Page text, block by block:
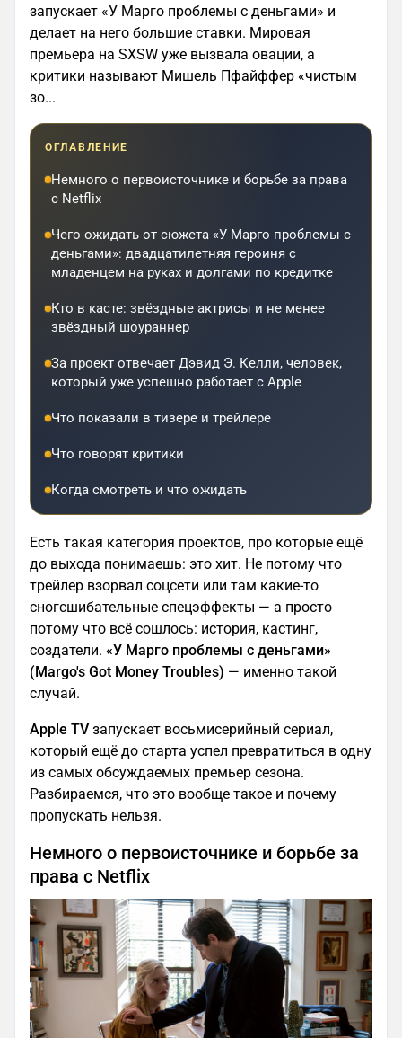
запускает «У Марго проблемы с деньгами» и
делает на него большие ставки. Мировая
премьера на SXSW уже вызвала овации, а
критики называют Мишель Пфайффер «чистым
зо...
ОГЛАВЛЕНИЕ
Немного о первоисточнике и борьбе за права
с Netflix
Чего ожидать от сюжета «У Марго проблемы с
деньгами»: двадцатилетняя героиня с
младенцем на руках и долгами по кредитке
Кто в касте: звёздные актрисы и не менее
звёздный шоураннер
За проект отвечает Дэвид Э. Келли, человек,
который уже успешно работает с Apple
Что показали в тизере и трейлере
Что говорят критики
Когда смотреть и что ожидать
Есть такая категория проектов, про которые ещё
до выхода понимаешь: это хит. Не потому что
трейлер взорвал соцсети или там какие-то
сногсшибательные спецэффекты — а просто
потому что всё сошлось: история, кастинг,
создатели. «У Марго проблемы с деньгами»
(Margo's Got Money Troubles) — именно такой
случай.
Apple TV запускает восьмисерийный сериал,
который ещё до старта успел превратиться в одну
из самых обсуждаемых премьер сезона.
Разбираемся, что это вообще такое и почему
пропускать нельзя.
Немного о первоисточнике и борьбе за
права с Netflix